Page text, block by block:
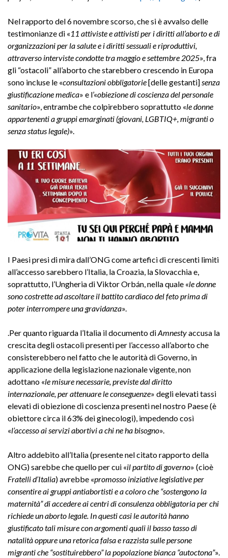
Nel rapporto del 6 novembre scorso, che si è avvalso delle
testimonianze di «11 attiviste e attivisti per i diritti all’aborto e di
organizzazioni per la salute e i diritti sessuali e riproduttivi,
attraverso interviste condotte tra maggio e settembre 2025», fra
gli “ostacoli” all’aborto che starebbero crescendo in Europa
sono incluse le «consultazioni obbligatorie[delle gestanti] senza
giustificazione medica» e l’«obiezione di coscienza del personale
sanitario», entrambe che colpirebbero soprattutto «le donne
appartenenti a gruppi emarginati (giovani, LGBTIQ+, migranti o
senza status legale)».
I Paesi presi di mira dall’ONG come artefici di crescenti limiti
all’accesso sarebbero l’Italia, la Croazia, la Slovacchia e,
soprattutto, l’Ungheria di Viktor Orbán, nella quale «le donne
sono costrette ad ascoltare il battito cardiaco del feto prima di
poter interrompere una gravidanza».
.Per quanto riguarda l’Italia il documento diAmnestyaccusa la
crescita degli ostacoli presenti per l’accesso all’aborto che
consisterebbero nel fatto che le autorità di Governo, in
applicazione della legislazione nazionale vigente, non
adottano «le misure necessarie, previste dal diritto
internazionale, per attenuare le conseguenze» degli elevati tassi
elevati di obiezione di coscienza presenti nel nostro Paese (è
obiettore circa il 63% dei ginecologi), impedendo così
«l’accesso ai servizi abortivi a chi ne ha bisogno».
Altro addebito all’Italia (presente nel citato rapporto della
ONG) sarebbe che quello per cui «il partito di governo» (cioè
Fratelli d’Italia) avrebbe «promosso iniziative legislative per
consentire ai gruppi antiabortisti e a coloro che “sostengono la
maternità” di accedere ai centri di consulenza obbligatoria per chi
richiede un aborto legale. In questi casi le autorità hanno
giustificato tali misure con argomenti quali il basso tasso di
natalità oppure una retorica falsa e razzista sulle persone
migranti che “sostituirebbero” la popolazione bianca “autoctona”».